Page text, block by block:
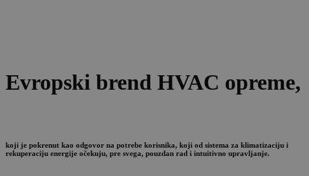
Evropski brend HVAC opreme,
koji je pokrenut kao odgovor na potrebe korisnika, koji od sistema za klimatizaciju i
rekuperaciju energije očekuju, pre svega, pouzdan rad i intuitivno upravljanje.